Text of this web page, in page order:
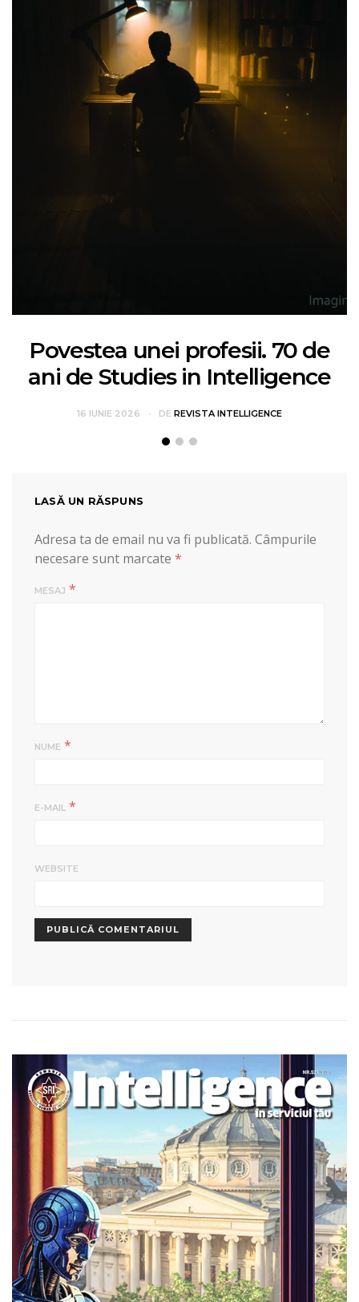
Povestea unei profesii. 70 de
ani de Studies in Intelligence
16 IUNIE 2026 DE REVISTA INTELLIGENCE
LASĂ UN RĂSPUNS
Adresa ta de email nu va fi publicată. Câmpurile
necesare sunt marcate *
MESAJ *
NUME *
E-MAIL *
WEBSITE